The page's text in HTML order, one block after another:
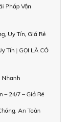
Pháp Vận
Uy Tín, Giá Rẻ
Tín | GỌI LÀ CÓ
Nhanh
– 24/7 – Giá Rẻ
An Toàn